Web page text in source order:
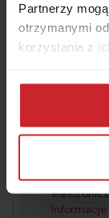
Partnerzy
otrzymanymi
korzystania z
Dowiedz się
można się z
przetwarzamy
Numer
Data
Akceptuję
Informacje